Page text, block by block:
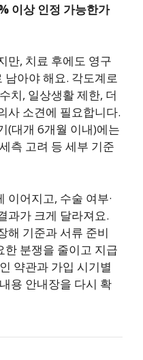
이상 인정 가능한가
만, 치료 후에도 영구
아야 해요. 각도계로
치, 일상생활 제한, 더
사 소견에 필요합니다.
(대개 6개월 이내)에는
측 고려 등 세부 기준
이어지고, 수술 여부·
과가 크게 달라져요.
해 기준과 서류 준비
한 분쟁을 줄이고 지급
약관과 가입 시기별
용 안내장을 다시 확